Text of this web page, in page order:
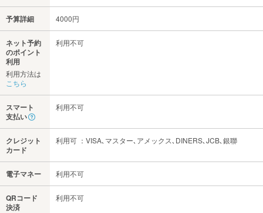
予算詳細 4000円
ネット予約
のポイント
利用
利用方法は
こちら
利用不可
スマート
支払い
利用不可
クレジット
カード
利用可 ：VISA､マスター､アメックス､DINERS､JCB､銀聯
電子マネー 利用不可
QRコード
決済
利用不可